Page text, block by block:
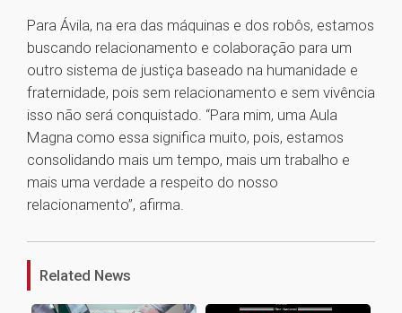
Para Ávila, na era das máquinas e dos robôs, estamos
buscando relacionamento e colaboração para um
outro sistema de justiça baseado na humanidade e
fraternidade, pois sem relacionamento e sem vivência
isso não será conquistado. “Para mim, uma Aula
Magna como essa significa muito, pois, estamos
consolidando mais um tempo, mais um trabalho e
mais uma verdade a respeito do nosso
relacionamento”, afirma.
Related News